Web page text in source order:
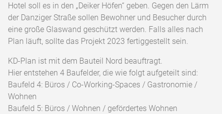
Hotel soll es in den „Deiker Höfen“ geben. Gegen den Lärm
der Danziger Straße sollen Bewohner und Besucher durch
eine große Glaswand geschützt werden. Falls alles nach
Plan läuft, sollte das Projekt 2023 fertiggestellt sein.
KD-Plan ist mit dem Bauteil Nord beauftragt.
Hier entstehen 4 Baufelder, die wie folgt aufgeteilt sind:
Baufeld 4: Büros / Co-Working-Spaces / Gastronomie /
Wohnen
Baufeld 5: Büros / Wohnen / gefördertes Wohnen